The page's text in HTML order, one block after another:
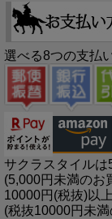
選べる8つの支払
サクラスタイルは
(5,000円未満のお
10000円(税抜)以
(税抜10000円未